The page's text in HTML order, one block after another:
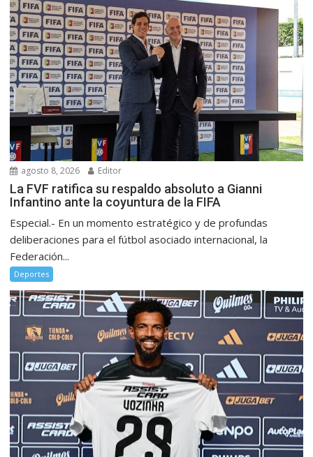
agosto 8, 2026 Editor
La FVF ratifica su respaldo absoluto a Gianni
Infantino ante la coyuntura de la FIFA
Especial.- En un momento estratégico y de profundas
deliberaciones para el fútbol asociado internacional, la
Federación...
Deportes